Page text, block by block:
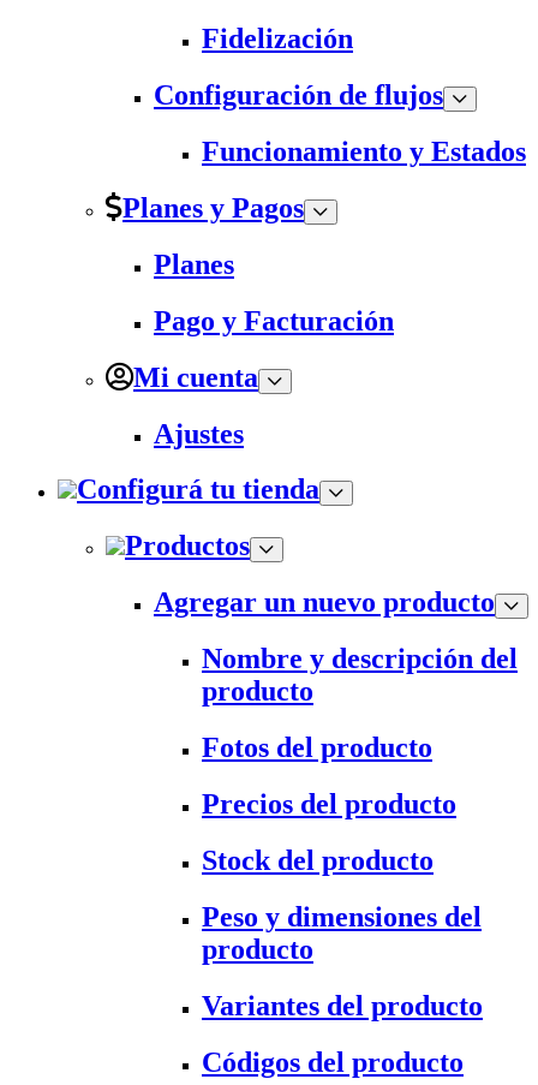
Fidelización
Configuración de flujos
Funcionamiento y Estados
Planes y Pagos
Planes
Pago y Facturación
Mi cuenta
Ajustes
Configurá tu tienda
Productos
Agregar un nuevo producto
Nombre y descripción del
producto
Fotos del producto
Precios del producto
Stock del producto
Peso y dimensiones del
producto
Variantes del producto
Códigos del producto